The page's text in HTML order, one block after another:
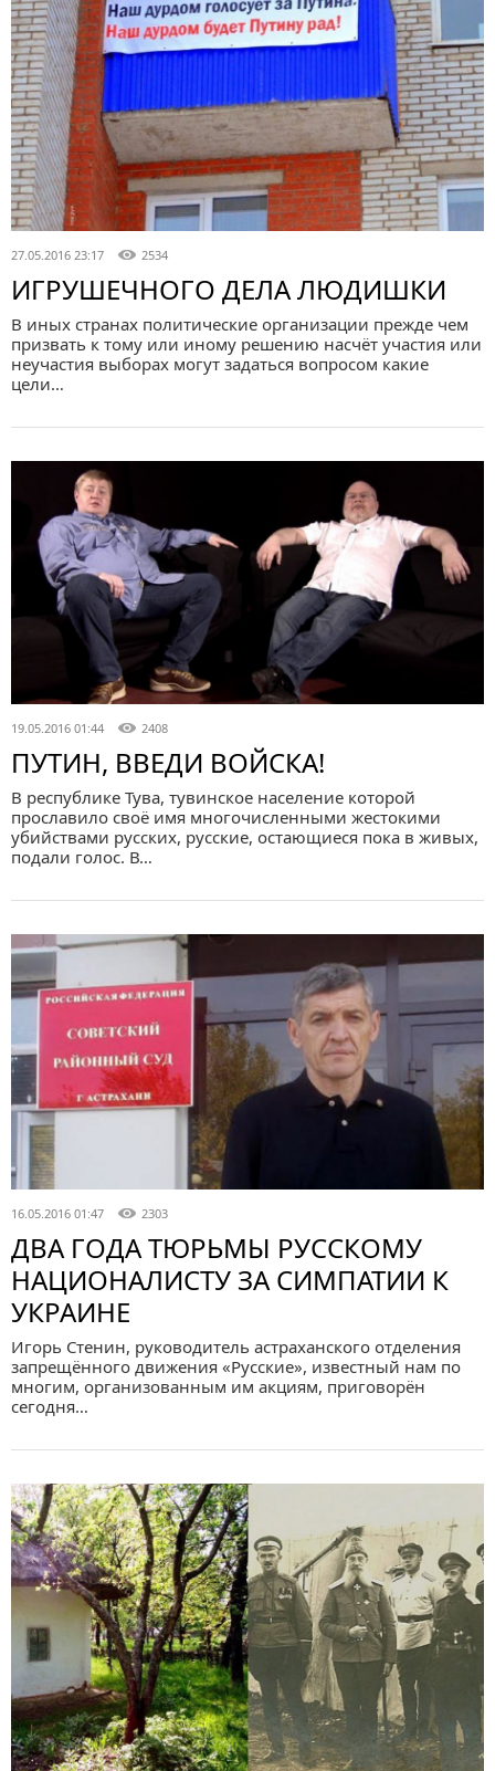
27.05.2016 23:17 2534
ИГРУШЕЧНОГО ДЕЛА ЛЮДИШКИ
В иных странах политические организации прежде чем
призвать к тому или иному решению насчёт участия или
неучастия выборах могут задаться вопросом какие
цели…
19.05.2016 01:44 2408
ПУТИН, ВВЕДИ ВОЙСКА!
В республике Тува, тувинское население которой
прославило своё имя многочисленными жестокими
убийствами русских, русские, остающиеся пока в живых,
подали голос. В…
16.05.2016 01:47 2303
ДВА ГОДА ТЮРЬМЫ РУССКОМУ
НАЦИОНАЛИСТУ ЗА СИМПАТИИ К
УКРАИНЕ
Игорь Стенин, руководитель астраханского отделения
запрещённого движения «Русские», известный нам по
многим, организованным им акциям, приговорён
сегодня…